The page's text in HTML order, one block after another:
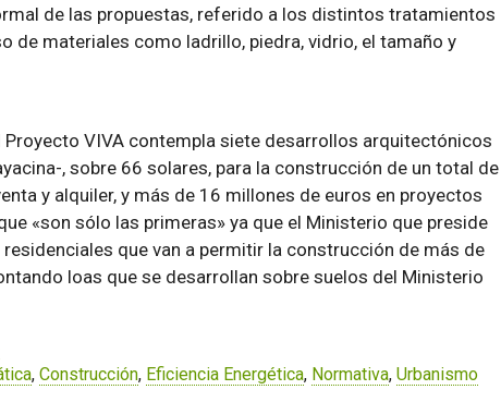
de las propuestas, referido a los distintos tratamientos
de materiales como ladrillo, piedra, vidrio, el tamaño y
VIVA contempla siete desarrollos arquitectónicos
, sobre 66 solares, para la construcción de un total de
y alquiler, y más de 16 millones de euros en proyectos
«son sólo las primeras» ya que el Ministerio que preside
que van a permitir la construcción de más de
loas que se desarrollan sobre suelos del Ministerio
, Construcción, Eficiencia Energética, Normativa, Urbanismo